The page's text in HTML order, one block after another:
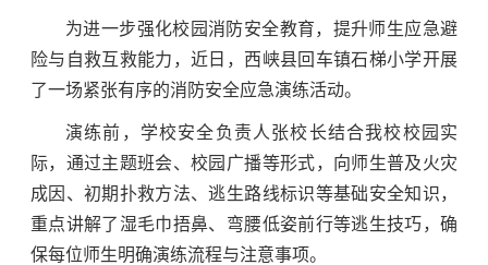
为进一步强化校园消防安全教育，提升师生应急避
险与自救互救能力，近日，西峡县回车镇石梯小学开展
了一场紧张有序的消防安全应急演练活动。
演练前，学校安全负责人张校长结合我校校园实
际，通过主题班会、校园广播等形式，向师生普及火灾
成因、初期扑救方法、逃生路线标识等基础安全知识，
重点讲解了湿毛巾捂鼻、弯腰低姿前行等逃生技巧，确
保每位师生明确演练流程与注意事项。